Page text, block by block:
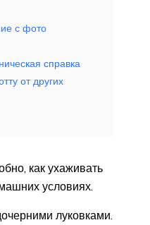
с фото
справка
от других
как ухаживать
условиях.
луковками.